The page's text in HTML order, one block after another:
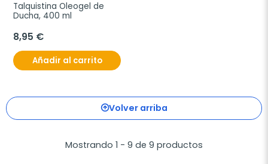
Talquistina Oleogel de
Ducha, 400 ml
8,95 €
Añadir al carrito
Volver arriba
Mostrando 1 - 9 de 9 productos